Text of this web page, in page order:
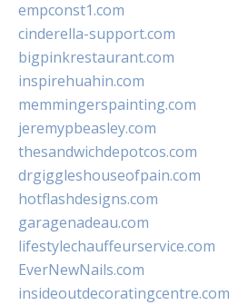
empconst1.com
cinderella-support.com
bigpinkrestaurant.com
inspirehuahin.com
memmingerspainting.com
jeremypbeasley.com
thesandwichdepotcos.com
drgiggleshouseofpain.com
hotflashdesigns.com
garagenadeau.com
lifestylechauffeurservice.com
EverNewNails.com
insideoutdecoratingcentre.com